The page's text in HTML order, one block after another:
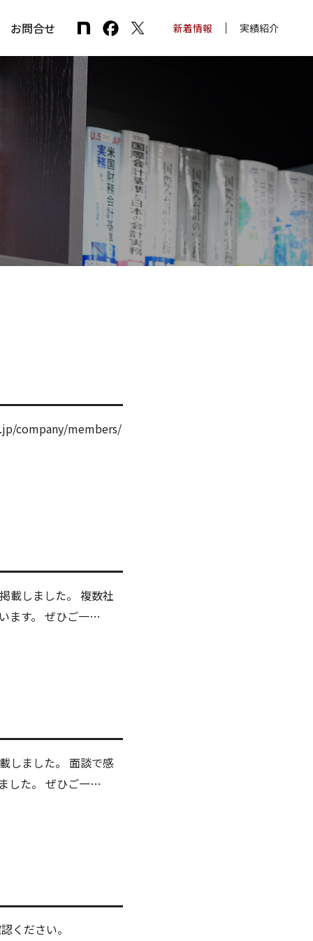
お問合せ 新着情報 実績紹介
company/members/
載しました。 複数社
ます。 ぜひご一…
しました。 面談で感
した。 ぜひご一…
ください。